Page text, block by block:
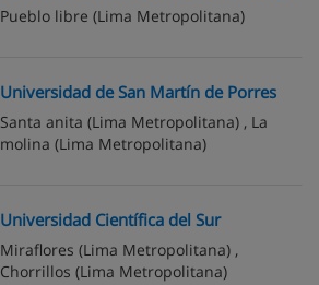
Pueblo libre (Lima Metropolitana)
Universidad de San Martín de Porres
Santa anita (Lima Metropolitana) , La
molina (Lima Metropolitana)
Universidad Científica del Sur
Miraflores (Lima Metropolitana) ,
Chorrillos (Lima Metropolitana)